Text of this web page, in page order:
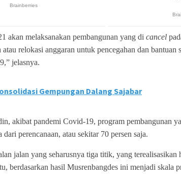
akan melaksanakan pembangunan yang di cancel
atau relokasi anggaran untuk pencegahan dan bantuan
jelasnya.
Gempungan Dalang Sajabar
akibat pandemi Covid-19, program pembangunan
dari perencanaan, atau sekitar 70 persen saja.
jalan yang seharusnya tiga titik, yang
berdasarkan hasil Musrenbangdes ini menjadi skala